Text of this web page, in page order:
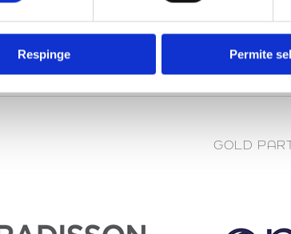
Respinge Permite
GOLD